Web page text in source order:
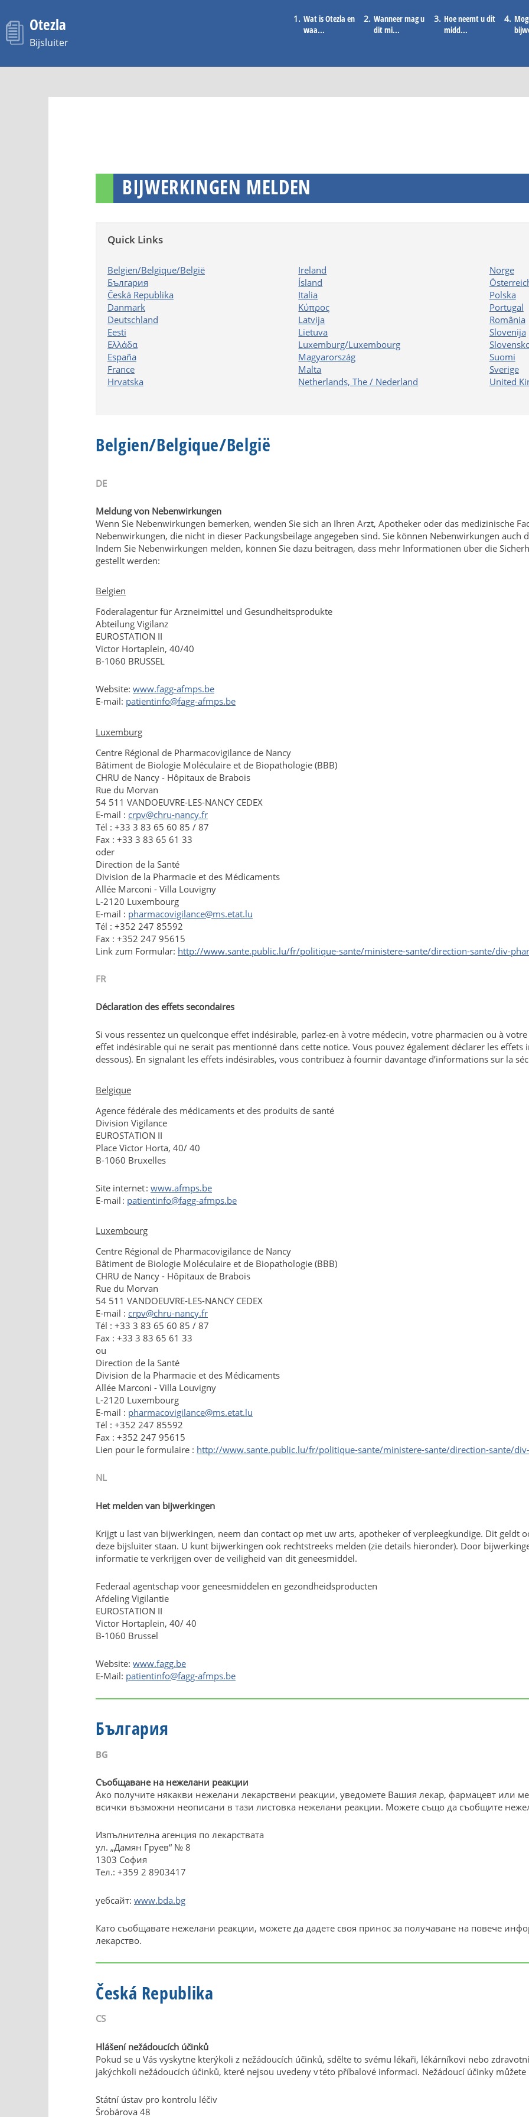
BIJWERKINGEN MELDEN
Quick Links
Belgien/Belgique/België
България
Česká Republika
Danmark
Deutschland
Eesti
Ελλάδα
España
France
Hrvatska
Ireland
Ísland
Italia
Κύπρος
Latvija
Lietuva
Luxemburg/Luxembourg
Magyarország
Malta
Netherlands, The / Nederland
Norge
Polska
Portugal
România
Slovenija
Suomi
Sverige
United
Belgien/Belgique/België
DE
Meldung von Nebenwirkungen
Wenn Sie Nebenwirkungen bemerken, wenden Sie sich an Ihren Arzt, Apotheker oder das medizinische
Nebenwirkungen, die nicht in dieser Packungsbeilage angegeben sind. Sie können Nebenwirkungen auch
Indem Sie Nebenwirkungen melden, können Sie dazu beitragen, dass mehr Informationen über die
gestellt werden:
Belgien
Föderalagentur für Arzneimittel und Gesundheitsprodukte
Abteilung Vigilanz
EUROSTATION II
Victor Hortaplein, 40/40
B-1060 BRUSSEL
Website: www.fagg-afmps.be
E-mail: patientinfo@fagg-afmps.be
Luxemburg
Centre Régional de Pharmacovigilance de Nancy
Bâtiment de Biologie Moléculaire et de Biopathologie (BBB)
CHRU de Nancy - Hôpitaux de Brabois
Rue du Morvan
54 511 VANDOEUVRE-LES-NANCY CEDEX
E-mail : crpv@chru-nancy.fr
Tél : +33 3 83 65 60 85 / 87
Fax : +33 3 83 65 61 33
oder
Direction de la Santé
Division de la Pharmacie et des Médicaments
Allée Marconi - Villa Louvigny
L-2120 Luxembourg
E-mail : pharmacovigilance@ms.etat.lu
Tél : +352 247 85592
Fax : +352 247 95615
Link zum Formular: http://www.sante.public.lu/fr/politique-sante/ministere-sante/direction-sante/div-
FR
Déclaration des effets secondaires
Si vous ressentez un quelconque effet indésirable, parlez-en à votre médecin, votre pharmacien ou à
effet indésirable qui ne serait pas mentionné dans cette notice. Vous pouvez également déclarer les
dessous). En signalant les effets indésirables, vous contribuez à fournir davantage d’informations sur la
Belgique
Agence fédérale des médicaments et des produits de santé
Division Vigilance
EUROSTATION II
Place Victor Horta, 40/ 40
B-1060 Bruxelles
Site internet : www.afmps.be
E-mail : patientinfo@fagg-afmps.be
Luxembourg
Centre Régional de Pharmacovigilance de Nancy
Bâtiment de Biologie Moléculaire et de Biopathologie (BBB)
CHRU de Nancy - Hôpitaux de Brabois
Rue du Morvan
54 511 VANDOEUVRE-LES-NANCY CEDEX
E-mail : crpv@chru-nancy.fr
Tél : +33 3 83 65 60 85 / 87
Fax : +33 3 83 65 61 33
ou
Direction de la Santé
Division de la Pharmacie et des Médicaments
Allée Marconi - Villa Louvigny
L-2120 Luxembourg
E-mail : pharmacovigilance@ms.etat.lu
Tél : +352 247 85592
Fax : +352 247 95615
Lien pour le formulaire : http://www.sante.public.lu/fr/politique-sante/ministere-sante/direction-sante/
NL
Het melden van bijwerkingen
Krijgt u last van bijwerkingen, neem dan contact op met uw arts, apotheker of verpleegkundige. Dit geldt
deze bijsluiter staan. U kunt bijwerkingen ook rechtstreeks melden (zie details hieronder). Door
informatie te verkrijgen over de veiligheid van dit geneesmiddel.
Federaal agentschap voor geneesmiddelen en gezondheidsproducten
Afdeling Vigilantie
EUROSTATION II
Victor Hortaplein, 40/ 40
B-1060 Brussel
Website: www.fagg.be
E-Mail: patientinfo@fagg-afmps.be
България
BG
Съобщаване на нежелани реакции
Ако получите някакви нежелани лекарствени реакции, уведомете Вашия лекар, фармацевт или
всички възможни неописани в тази листовка нежелани реакции. Можете също да съобщите
Изпълнителна агенция по лекарствата
ул. „Дамян Груев“ № 8
1303 София
Teл.: +359 2 8903417
уебсайт: www.bda.bg
Като съобщавате нежелани реакции, можете да дадете своя принос за получаване на повече
лекарство.
Česká Republika
CS
Hlášení nežádoucích účinků
Pokud se u Vás vyskytne kterýkoli z nežádoucích účinků, sdělte to svému lékaři, lékárníkovi nebo
jakýchkoli nežádoucích účinků, které nejsou uvedeny v této příbalové informaci. Nežádoucí účinky
Státní ústav pro kontrolu léčiv
Šrobárova 48
Wat is Otezla en
waa...
Wanneer mag u
dit mi...
Hoe neemt u dit
midd...